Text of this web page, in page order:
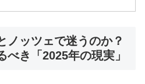
青山をチェック
ノッツェで迷うのか？
べき「2025年の現実」